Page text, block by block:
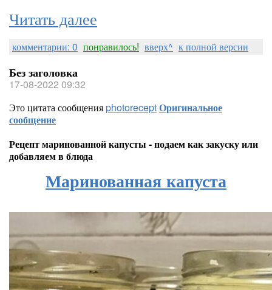
Читать далее
комментарии: 0 понравилось! вверх^ к полной версии
Без заголовка
17-08-2022 09:32
Это цитата сообщенияphotoreceptОригинальное
сообщение
Рецепт маринованной капусты - подаем как закуску или
добавляем в блюда
Маринованная капуста